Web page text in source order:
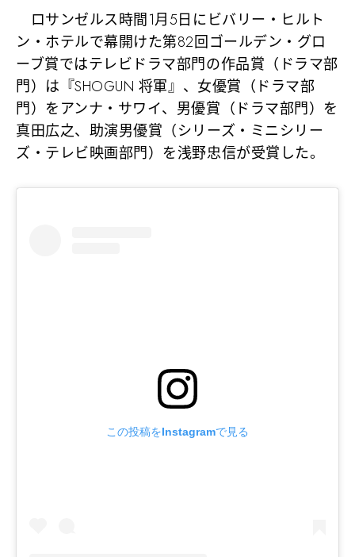
ロサンゼルス時間1月5日にビバリー・ヒルト
ン・ホテルで幕開けた第82回ゴールデン・グロ
ーブ賞ではテレビドラマ部門の作品賞（ドラマ部
門）は『SHOGUN 将軍』、女優賞（ドラマ部
門）をアンナ・サワイ、男優賞（ドラマ部門）を
真田広之、助演男優賞（シリーズ・ミニシリー
ズ・テレビ映画部門）を浅野忠信が受賞した。
この投稿をInstagramで見る